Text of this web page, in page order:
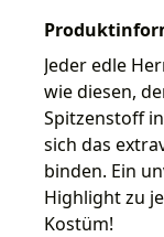
Jeder edle
wie diesen,
Spitzenstoff
sich das
binden. Ein
Highlight zu
Kostüm!